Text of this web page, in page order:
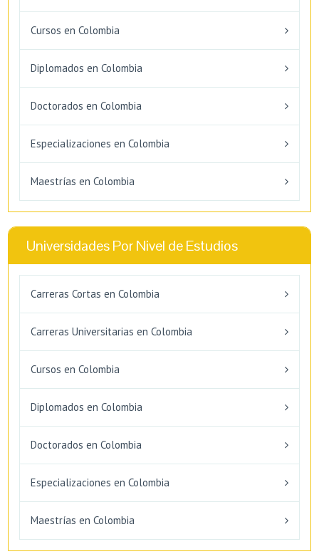
Cursos en Colombia
Diplomados en Colombia
Doctorados en Colombia
Especializaciones en Colombia
Maestrías en Colombia
Universidades Por Nivel de Estudios
Carreras Cortas en Colombia
Carreras Universitarias en Colombia
Cursos en Colombia
Diplomados en Colombia
Doctorados en Colombia
Especializaciones en Colombia
Maestrías en Colombia